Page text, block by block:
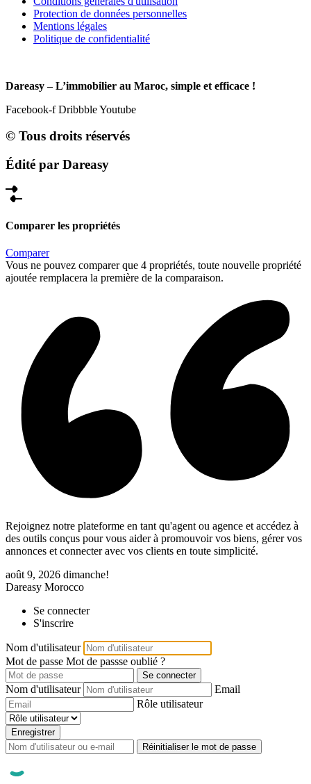
Protection de données personnelles
Mentions légales
Politique de confidentialité
Dareasy – L’immobilier au Maroc, simple et efficace !
Facebook-f DribbbleYoutube
© Tous droits réservés
Édité par Dareasy
Comparer les propriétés
Comparer
Vous ne pouvez comparer que 4 propriétés, toute nouvelle propriété
ajoutée remplacera la première de la comparaison.
Rejoignez notre plateforme en tant qu'agent ou agence et accédez à
des outils conçus pour vous aider à promouvoir vos biens, gérer vos
annonces et connecter avec vos clients en toute simplicité.
août 9, 2026 dimanche!
Dareasy Morocco
Se connecter
S'inscrire
Nom d'utilisateur
Mot de passe Mot de passse oublié ?
Se connecter
Nom d'utilisateur
Email
Rôle utilisateur
Enregistrer
Réinitialiser le mot de passe